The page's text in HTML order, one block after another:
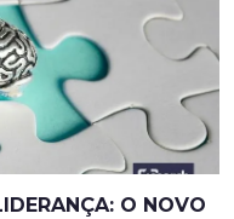
O NOVO